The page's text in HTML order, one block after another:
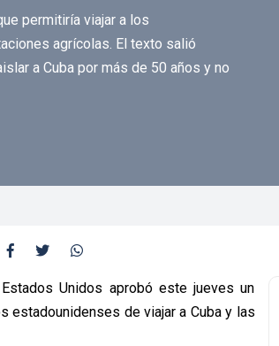
permitiría viajar a los
agrícolas. El texto salió
a Cuba por más de 50 años y no
Unidos aprobó este jueves un
estadounidenses de viajar a Cuba y las